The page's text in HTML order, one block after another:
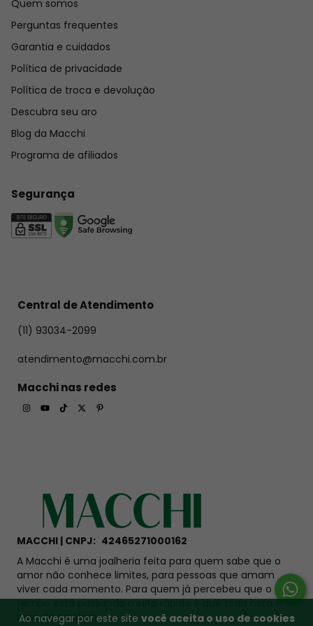
Ao navegar por este site você aceita o uso de cookies
Termo de
personalização
pode ser diferente das imagens do site, de acordo com a
iluminação da foto e/ou configurações do seu monitor.
Ficou com alguma dúvida?
Confira aqui nossas perguntas frequentes sobre garantia,
cuidados com a peça, prazos, trocas e devoluções.
Quem somos
Perguntas frequentes
Garantia e cuidados
Política de privacidade
Política de troca e devolução
Descubra seu aro
Blog da Macchi
Programa de afiliados
Segurança
Central de Atendimento
(11) 93034-2099
atendimento@macchi.com.br
Macchi nas redes
MACCHI | CNPJ: 42465271000162
A Macchi é uma joalheria feita para quem sabe que o
amor não conhece limites, para pessoas que amam
viver cada momento. Para quem já percebeu que o
tempo está passando muito rápido e que toda hora é
hora de celebrar.